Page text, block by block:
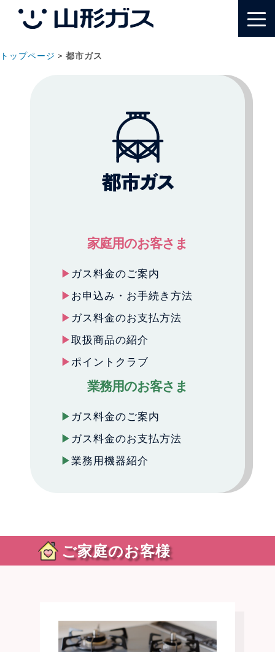
トップページ >都市ガス
家庭用のお客さま
ガス料金のご案内
お申込み・お手続き方法
ガス料金のお支払方法
取扱商品の紹介
ポイントクラブ
業務用のお客さま
ガス料金のご案内
ガス料金のお支払方法
業務用機器紹介
ご家庭のお客様